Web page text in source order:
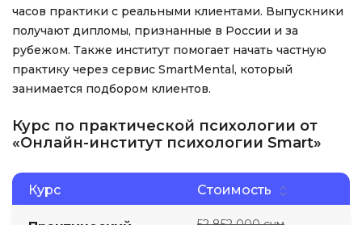
часов практики с реальными клиентами. Выпускники
получают дипломы, признанные в России и за
рубежом. Также институт помогает начать частную
практику через сервис SmartMental, который
занимается подбором клиентов.
Курс по практической психологии от
«Онлайн-институт психологии Smart»
Курс Стоимость